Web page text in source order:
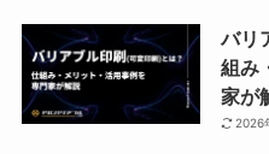
バリ
組み
家が
2026